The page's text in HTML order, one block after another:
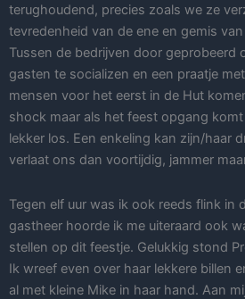
terughoudend, precies zoals we ze
tevredenheid van de ene en gemis
Tussen de bedrijven door geprobeerd
gasten te socializen en een praatje
mensen voor het eerst in de Hut
shock maar als het feest opgang
lekker los. Een enkeling kan zijn/haar
verlaat ons dan voortijdig, jammer
Tegen elf uur was ik ook reeds flink in
gastheer hoorde ik me uiteraard ook
stellen op dit feestje. Gelukkig stond
Ik wreef even over haar lekkere billen
al met kleine Mike in haar hand. Aan